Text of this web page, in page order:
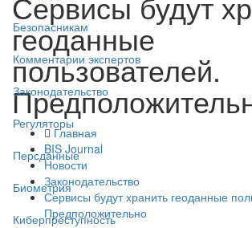
Безопасникам
Комментарии экспертов
Законодательство
Регуляторы
Персданные
Биометрия
Киберпреступность
геоданные
пользователей.
Главная
BIS Journal
Новости
Законодательство
Сервисы будут хранить геоданные
Предположительно